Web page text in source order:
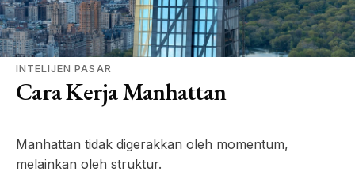
INTELIJEN PASAR
Cara Kerja Manhattan
Manhattan tidak digerakkan oleh momentum,
melainkan oleh struktur.